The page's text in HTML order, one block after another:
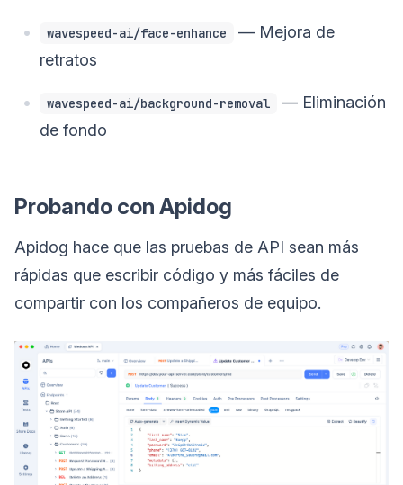
wavespeed-ai/face-enhance
— Mejora de
retratos
wavespeed-ai/background-removal
— Eliminación
de fondo
Probando con Apidog
Apidog hace que las pruebas de API sean más
rápidas que escribir código y más fáciles de
compartir con los compañeros de equipo.